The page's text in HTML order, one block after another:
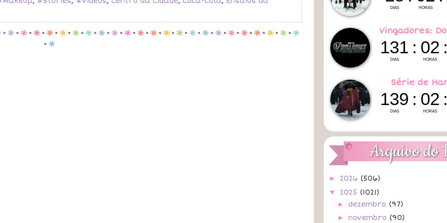
. p . p . p . p . p . p . p . p . p . p . p . p . p . p . p . p . p . p . p . p . p . p . p
. p
Vingadores:
Série de
Arquivo do
► 2026 (506)
▼ 2025 (1021)
► dezembro (97)
► novembro (90)